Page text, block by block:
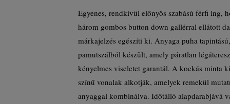
Egyenes, rendkívül előnyös szabású férfi ing,
három gombos button down gallérral ellátott
márkajelzés egészíti ki. Anyaga puha
pamutszálból készült, amely páratlan
kényelmes viseletet garantál. A kockás minta
színű vonalak alkotják, amelyek remekül
anyaggal kombinálva. Időtálló alapdarabjává